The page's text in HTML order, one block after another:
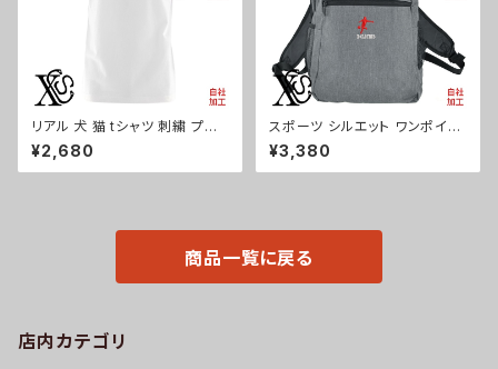
リアル 犬 猫 tシャツ 刺繍 プレ
ゼント 5.6oz オリジナル 半袖
Tシャツ メンズ ワンポイント ロ
ゴ おしゃれ 無地 カットソー 和
¥2,680
スポーツ シルエット ワンポイン
ト 刺繍 シンプル デイパック メン
ズ レディース リュック ペットボ
トル 収納 雑貨 グッズ 自社ブラ
¥3,380
商品一覧に戻る
店内カテゴリ